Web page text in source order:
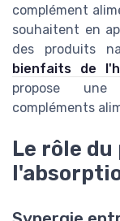
complément
souhaitent en
des produits
bienfaits de
propose une
compléments
Le rôle